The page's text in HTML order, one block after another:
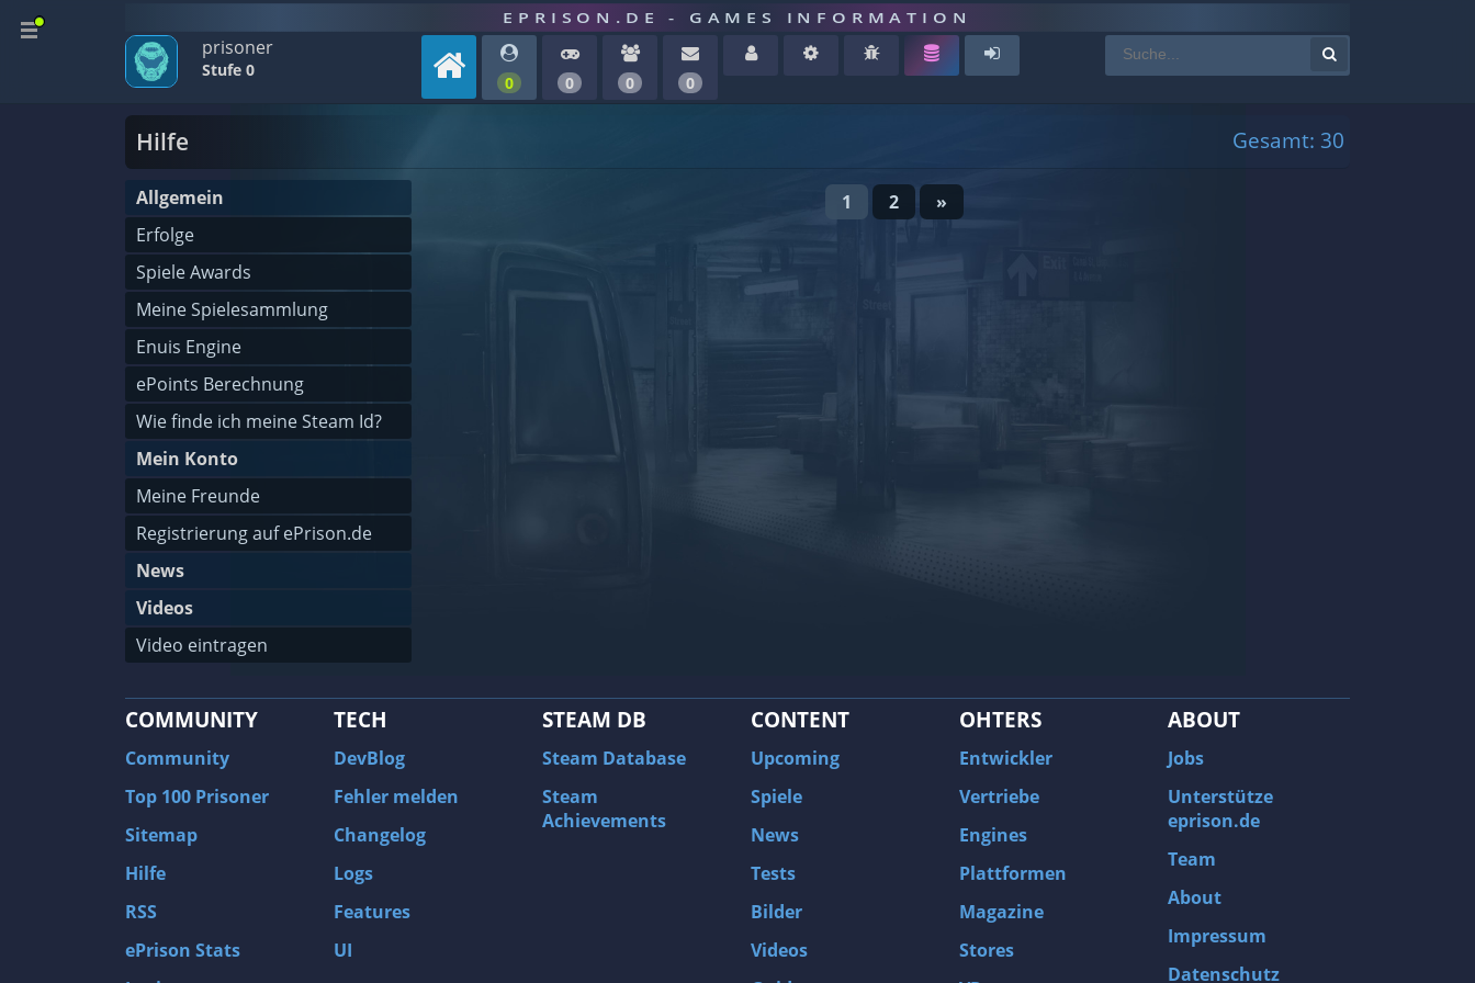
EPRISON.DE - GAMES INFORMATION
prisoner
Stufe 0
0 0 0 0
Hilfe Gesamt: 30
Allgemein
Erfolge
Spiele Awards
Meine Spielesammlung
Enuis Engine
ePoints Berechnung
Wie finde ich meine Steam Id?
Mein Konto
Meine Freunde
Registrierung auf ePrison.de
News
Videos
Video eintragen
1 2 »
COMMUNITY
Community
Top 100 Prisoner
Sitemap
Hilfe
RSS
ePrison Stats
TECH
DevBlog
Fehler melden
Changelog
Logs
Features
UI
STEAM DB
Steam Database
Steam
Achievements
CONTENT
Upcoming
Spiele
News
Tests
Bilder
Videos
OHTERS
Entwickler
Vertriebe
Engines
Plattformen
Magazine
Stores
ABOUT
Jobs
Unterstütze
eprison.de
Team
About
Impressum
Datenschutz